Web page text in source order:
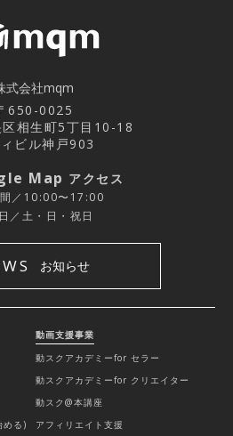
式会社mqm
650-0025
相生町5丁目10-18
ビル神戸903
Map アクセス
／10:00〜17:00
／土・日・祝日
お知らせ
める)
動画支援事業
動スクアカデミーfor セラー
動スクアカデミーfor クリエイター
動スク@本講座
アフィリエイト支援